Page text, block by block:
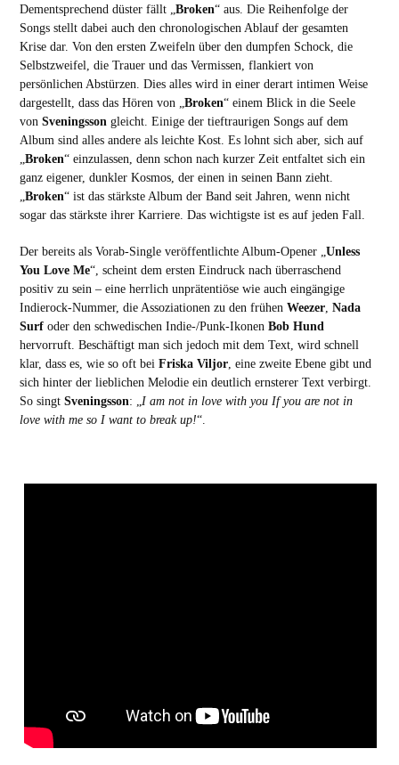
Dementsprechend düster fällt „ Broken“ aus. Die Reihenfolge der
Songs stellt dabei auch den chronologischen Ablauf der gesamten
Krise dar. Von den ersten Zweifeln über den dumpfen Schock, die
Selbstzweifel, die Trauer und das Vermissen, flankiert von
persönlichen Abstürzen. Dies alles wird in einer derart intimen Weise
dargestellt, dass das Hören von „ Broken“ einem Blick in die Seele
von Sveningsson gleicht. Einige der tieftraurigen Songs auf dem
Album sind alles andere als leichte Kost. Es lohnt sich aber, sich auf
Broken“ einzulassen, denn schon nach kurzer Zeit entfaltet sich ein
ganz eigener, dunkler Kosmos, der einen in seinen Bann zieht.
Broken“ ist das stärkste Album der Band seit Jahren, wenn nicht
sogar das stärkste ihrer Karriere. Das wichtigste ist es auf jeden Fall.
Der bereits als Vorab-Single veröffentlichte Album-Opener „ Unless
You Love Me“, scheint dem ersten Eindruck nach überraschend
positiv zu sein – eine herrlich unprätentiöse wie auch eingängige
Indierock-Nummer, die Assoziationen zu den frühen Weezer, Nada
Surfoder den schwedischen Indie-/Punk-Ikonen Bob Hund
hervorruft. Beschäftigt man sich jedoch mit dem Text, wird schnell
klar, dass es, wie so oft bei Friska Viljor, eine zweite Ebene gibt und
sich hinter der lieblichen Melodie ein deutlich ernsterer Text verbirgt.
So singt Sveningsson: „ I am not in love with you If you are not in
love with me so I want to break up!“.